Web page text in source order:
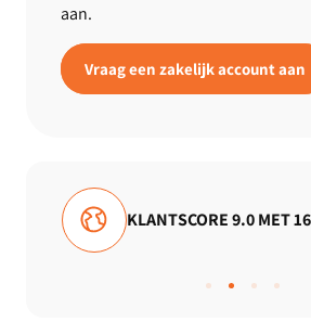
aan.
Vraag een zakelijk account aan
KLANTSCORE 9.0 MET